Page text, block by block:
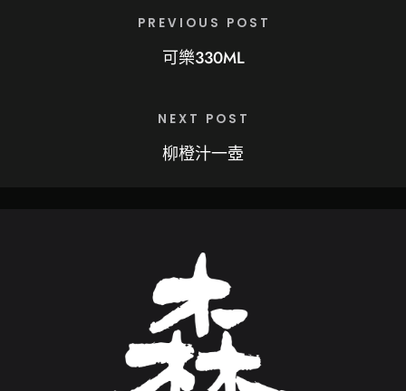
PREVIOUS POST
可樂330ML
NEXT POST
柳橙汁一壺